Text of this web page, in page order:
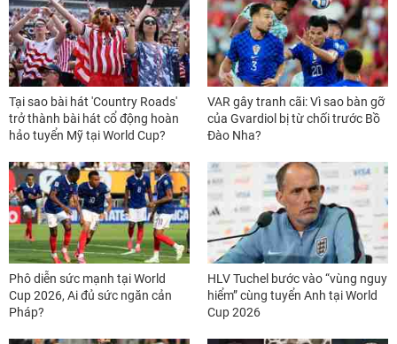
Tại sao bài hát 'Country Roads'
trở thành bài hát cổ động hoàn
hảo tuyển Mỹ tại World Cup?
VAR gây tranh cãi: Vì sao bàn gỡ
của Gvardiol bị từ chối trước Bồ
Đào Nha?
Phô diễn sức mạnh tại World
Cup 2026, Ai đủ sức ngăn cản
Pháp?
HLV Tuchel bước vào “vùng nguy
hiểm” cùng tuyển Anh tại World
Cup 2026